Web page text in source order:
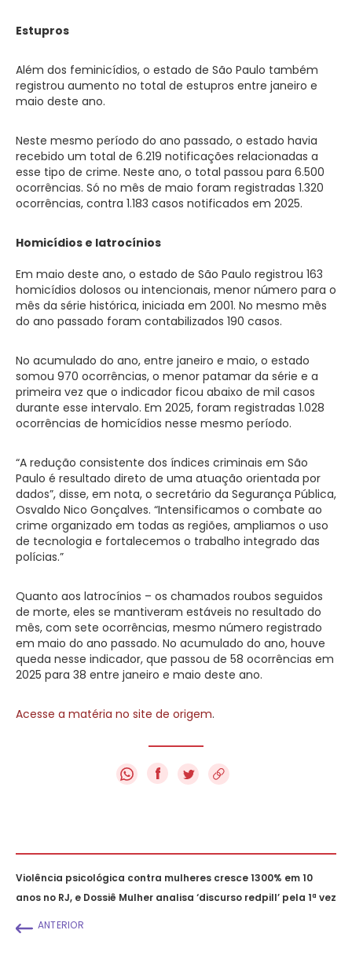
Estupros
Além dos feminicídios, o estado de São Paulo também
registrou aumento no total de estupros entre janeiro e
maio deste ano.
Neste mesmo período do ano passado, o estado havia
recebido um total de 6.219 notificações relacionadas a
esse tipo de crime. Neste ano, o total passou para 6.500
ocorrências. Só no mês de maio foram registradas 1.320
ocorrências, contra 1.183 casos notificados em 2025.
Homicídios e latrocínios
Em maio deste ano, o estado de São Paulo registrou 163
homicídios dolosos ou intencionais, menor número para o
mês da série histórica, iniciada em 2001. No mesmo mês
do ano passado foram contabilizados 190 casos.
No acumulado do ano, entre janeiro e maio, o estado
somou 970 ocorrências, o menor patamar da série e a
primeira vez que o indicador ficou abaixo de mil casos
durante esse intervalo. Em 2025, foram registradas 1.028
ocorrências de homicídios nesse mesmo período.
“A redução consistente dos índices criminais em São
Paulo é resultado direto de uma atuação orientada por
dados”, disse, em nota, o secretário da Segurança Pública,
Osvaldo Nico Gonçalves. “Intensificamos o combate ao
crime organizado em todas as regiões, ampliamos o uso
de tecnologia e fortalecemos o trabalho integrado das
polícias.”
Quanto aos latrocínios – os chamados roubos seguidos
de morte, eles se mantiveram estáveis no resultado do
mês, com sete ocorrências, mesmo número registrado
em maio do ano passado. No acumulado do ano, houve
queda nesse indicador, que passou de 58 ocorrências em
2025 para 38 entre janeiro e maio deste ano.
Acesse a matéria no site de origem.
f
Violência psicológica contra mulheres cresce 1300% em 10
anos no RJ, e Dossiê Mulher analisa ‘discurso redpill’ pela 1ª vez
ANTERIOR